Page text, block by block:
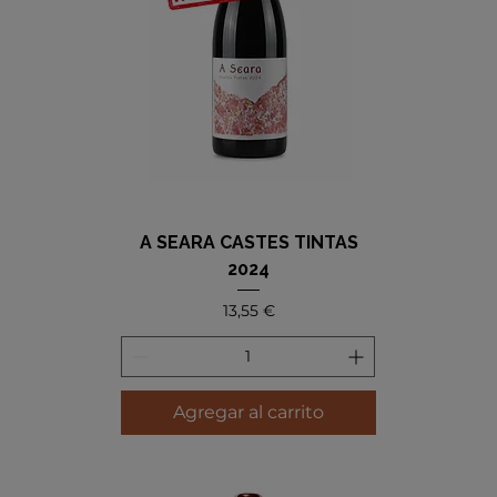
A SEARA CASTES TINTAS
2024
Precio
13,55 €
Agregar al carrito